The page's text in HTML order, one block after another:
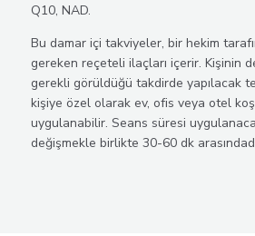
Q10, NAD.
Bu damar içi takviyeler, bir hekim
gereken reçeteli ilaçları içerir. Kişinin
gerekli görüldüğü takdirde yapılacak
kişiye özel olarak ev, ofis veya otel
uygulanabilir. Seans süresi
değişmekle birlikte 30-60 dk